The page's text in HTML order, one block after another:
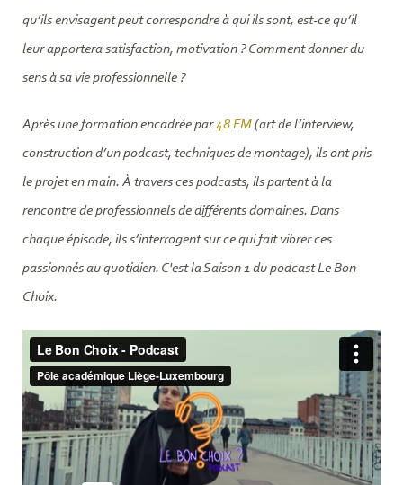
qu’ils envisagent peut correspondre à qui ils sont, est-ce qu’il
leur apportera satisfaction, motivation ? Comment donner du
sens à sa vie professionnelle ?
Après une formation encadrée par48 FM(art de l’interview,
construction d’un podcast, techniques de montage), ils ont pris
le projet en main. À travers ces podcasts, ils partent à la
rencontre de professionnels de différents domaines. Dans
chaque épisode, ils s’interrogent sur ce qui fait vibrer ces
passionnés au quotidien. C'est la Saison 1 du podcast Le Bon
Choix.